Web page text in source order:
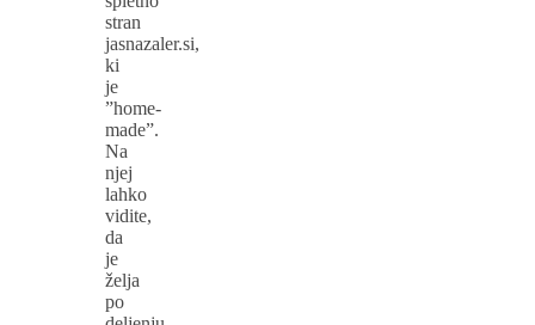
stran
jasnazaler.si,
ki
je
”home-
made”.
Na
njej
lahko
vidite,
da
je
želja
po